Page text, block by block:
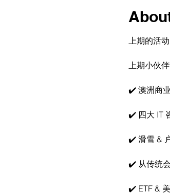
上期的活
上期小伙伴
✔️ 澳洲商
✔️ 四大 IT
✔️ 滑雪 &
✔️ 从传统
✔️ ETF &